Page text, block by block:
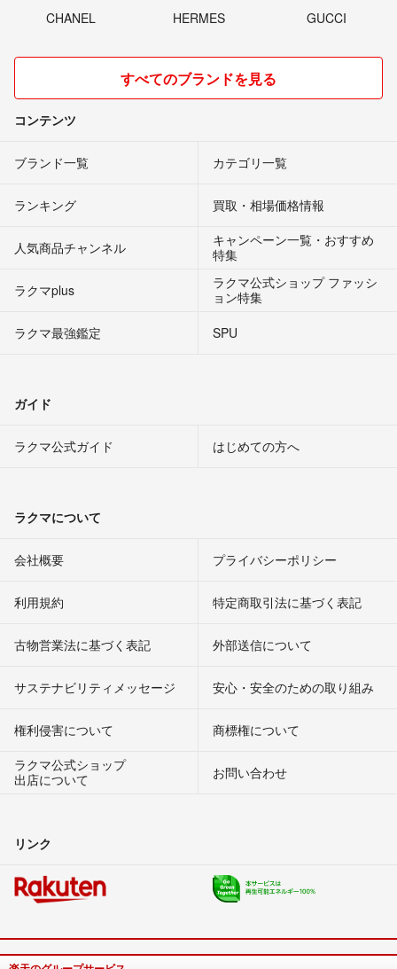
CHANEL HERMES GUCCI
すべてのブランドを見る
コンテンツ
ブランド一覧 カテゴリ一覧
ランキング 買取・相場価格情報
人気商品チャンネル
キャンペーン一覧・おすすめ
特集
ラクマplus
ラクマ公式ショップ ファッシ
ョン特集
ラクマ最強鑑定
SPU
ガイド
ラクマ公式ガイド はじめての方へ
ラクマについて
会社概要 プライバシーポリシー
利用規約 特定商取引法に基づく表記
古物営業法に基づく表記 外部送信について
サステナビリティメッセージ 安心・安全のための取り組み
権利侵害について
商標権について
ラクマ公式ショップ
出店について
お問い合わせ
リンク